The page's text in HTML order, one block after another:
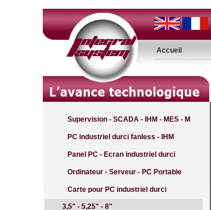
Accueil
Supervision - SCADA - IHM - MES - M
PC industriel durci fanless - IHM
Panel PC - Ecran industriel durci
Ordinateur - Serveur - PC Portable
Carte pour PC industriel durci
3,5" - 5,25" - 8"